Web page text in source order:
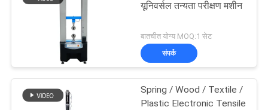
यूनिवर्सल तन्यता परीक्षण मशीन
बातचीत योग्य MOQ:1 सेट
संपर्क
Spring / Wood / Textile /
Plastic Electronic Tensile